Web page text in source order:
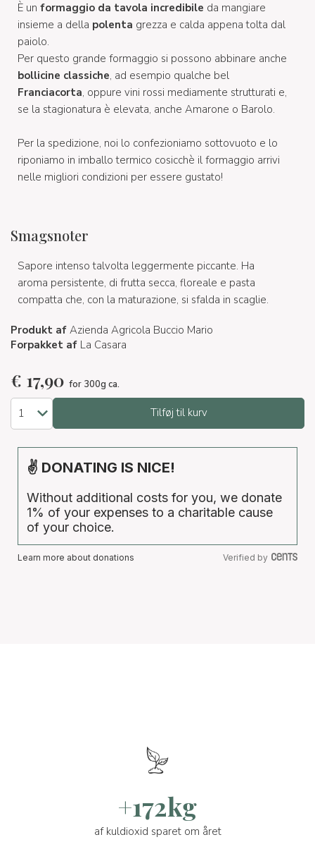
È un formaggio da tavola incredibile da mangiare
insieme a della polenta grezza e calda appena tolta dal
paiolo.
Per questo grande formaggio si possono abbinare anche
bollicine classiche, ad esempio qualche bel
Franciacorta, oppure vini rossi mediamente strutturati e,
se la stagionatura è elevata, anche Amarone o Barolo.
Per la spedizione, noi lo confezioniamo sottovuoto e lo
riponiamo in imballo termico cosicchè il formaggio arrivi
nelle migliori condizioni per essere gustato!
Smagsnoter
Sapore intenso talvolta leggermente piccante. Ha
aroma persistente, di frutta secca, floreale e pasta
compatta che, con la maturazione, si sfalda in scaglie.
Produkt af Azienda Agricola Buccio Mario
Forpakket af La Casara
€ 17,90 for 300g ca.
Tilføj til kurv
✌ DONATING IS NICE!
Without additional costs for you, we donate
1% of your expenses to a charitable cause
of your choice.
Learn more about donations Verified by
+172kg
af kuldioxid sparet om året